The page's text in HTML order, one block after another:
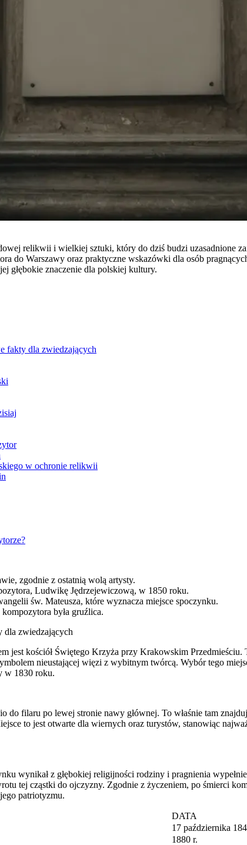
relikwii i wielkiej sztuki, który do dziś budzi uzasadnione
do Warszawy oraz praktyczne wskazówki dla osób
głębokie znaczenie dla polskiej kultury.
fakty dla zwiedzających
w ochronie relikwii
zgodnie z ostatnią wolą artysty.
Ludwikę Jędrzejewiczową, w 1850 roku.
św. Mateusza, które wyznacza miejsce spoczynku.
była gruźlica.
zwiedzających
jest kościół Świętego Krzyża przy Krakowskim
nieustającej więzi z wybitnym twórcą. Wybór tego
w 1830 roku.
do filaru po lewej stronie nawy głównej. To właśnie tam
to jest otwarte dla wiernych oraz turystów, stanowiąc
wynikał z głębokiej religijności rodziny i pragnienia
tej cząstki do ojczyzny. Zgodnie z życzeniem, po śmierci
patriotyzmu.
DATA
17 października
1880 r.